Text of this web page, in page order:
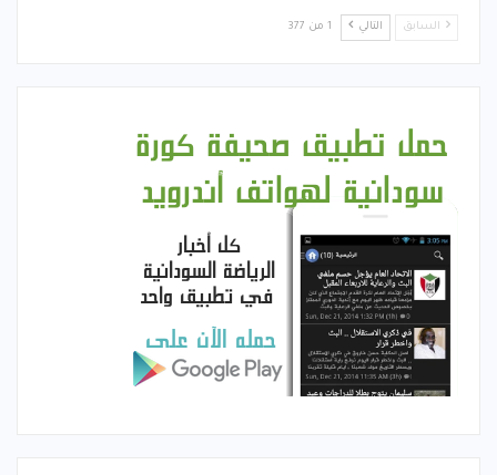
السابق التالي 1 من 377